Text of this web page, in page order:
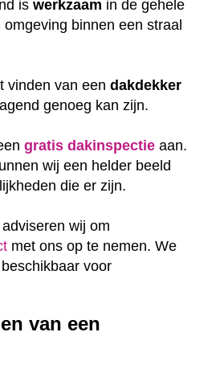
is werkzaam in de gehele
binnen een straal
vinden van een dakdekker
genoeg kan zijn.
gratis dakinspectie aan.
wij een helder beeld
die er zijn.
adviseren wij om
met ons op te nemen. We
beschikbaar voor
van een